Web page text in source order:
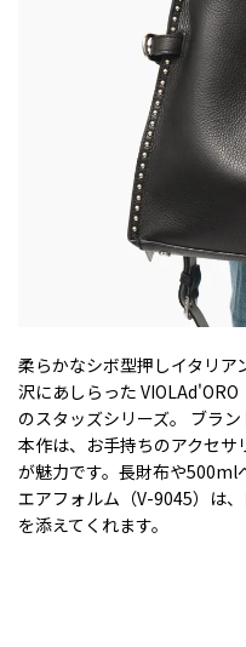
柔らかなシボ型押しイタリ
沢にあしらった VIOLAd'ORO
のスタッズシリーズ。 ブラ
本作は、お手持ちのアクセ
が魅力です。長財布や500ml
エアフォルム（V-9045）は
を添えてくれます。